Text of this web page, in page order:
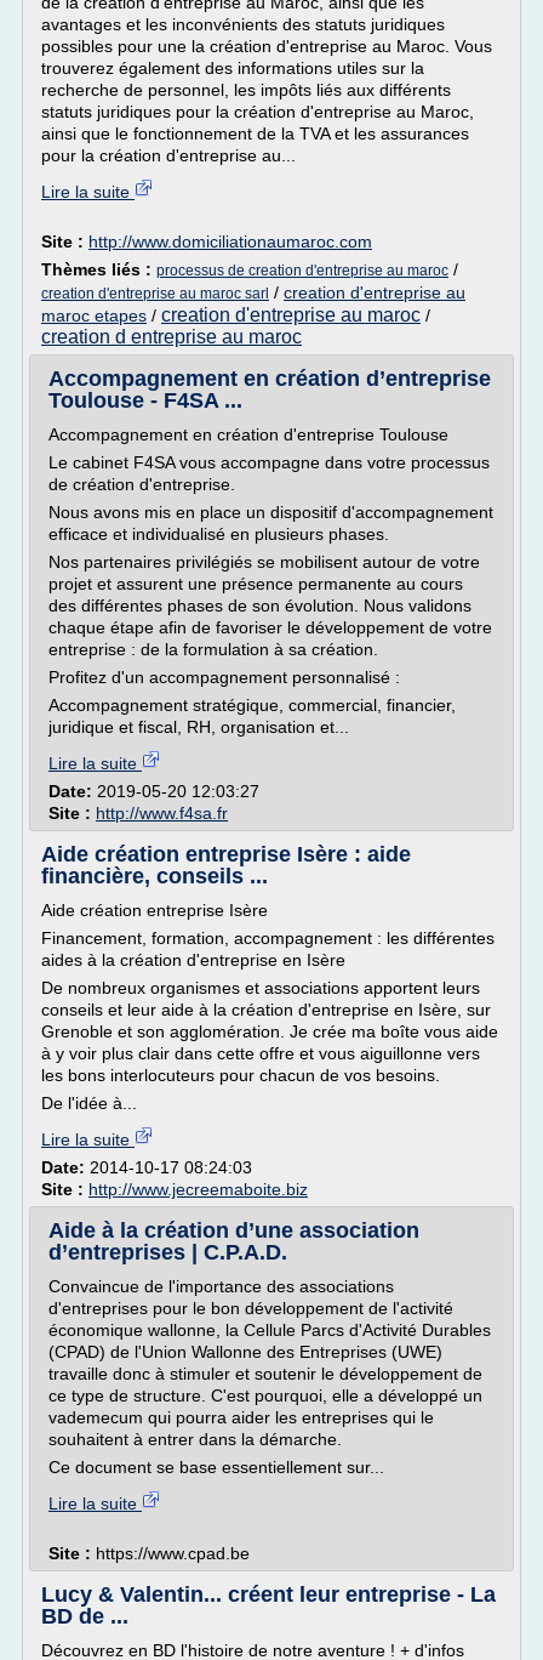
avantages et les inconvénients des statuts juridiques
possibles pour une la création d'entreprise au Maroc. Vous
trouverez également des informations utiles sur la
recherche de personnel, les impôts liés aux différents
statuts juridiques pour la création d'entreprise au Maroc,
ainsi que le fonctionnement de la TVA et les assurances
pour la création d'entreprise au...
Lire la suite
Site : http://www.domiciliationaumaroc.com
Thèmes liés : processus de creation d'entreprise au maroc /
creation d'entreprise au maroc sarl / creation d'entreprise au
maroc etapes / creation d'entreprise au maroc /
creation d entreprise au maroc
Accompagnement en création d’entreprise
Toulouse - F4SA ...
Accompagnement en création d'entreprise Toulouse
Le cabinet F4SA vous accompagne dans votre processus
de création d'entreprise.
Nous avons mis en place un dispositif d'accompagnement
efficace et individualisé en plusieurs phases.
Nos partenaires privilégiés se mobilisent autour de votre
projet et assurent une présence permanente au cours
des différentes phases de son évolution. Nous validons
chaque étape afin de favoriser le développement de votre
entreprise : de la formulation à sa création.
Profitez d'un accompagnement personnalisé :
Accompagnement stratégique, commercial, financier,
juridique et fiscal, RH, organisation et...
Lire la suite
Date: 2019-05-20 12:03:27
Site : http://www.f4sa.fr
Aide création entreprise Isère : aide
financière, conseils ...
Aide création entreprise Isère
Financement, formation, accompagnement : les différentes
aides à la création d'entreprise en Isère
De nombreux organismes et associations apportent leurs
conseils et leur aide à la création d'entreprise en Isère, sur
Grenoble et son agglomération. Je crée ma boîte vous aide
à y voir plus clair dans cette offre et vous aiguillonne vers
les bons interlocuteurs pour chacun de vos besoins.
De l'idée à...
Lire la suite
Date: 2014-10-17 08:24:03
Site : http://www.jecreemaboite.biz
Aide à la création d’une association
d’entreprises | C.P.A.D.
Convaincue de l'importance des associations
d'entreprises pour le bon développement de l'activité
économique wallonne, la Cellule Parcs d'Activité Durables
(CPAD) de l'Union Wallonne des Entreprises (UWE)
travaille donc à stimuler et soutenir le développement de
ce type de structure. C'est pourquoi, elle a développé un
vademecum qui pourra aider les entreprises qui le
souhaitent à entrer dans la démarche.
Ce document se base essentiellement sur...
Lire la suite
Site : https://www.cpad.be
Lucy & Valentin... créent leur entreprise - La
BD de ...
Découvrez en BD l'histoire de notre aventure ! + d'infos